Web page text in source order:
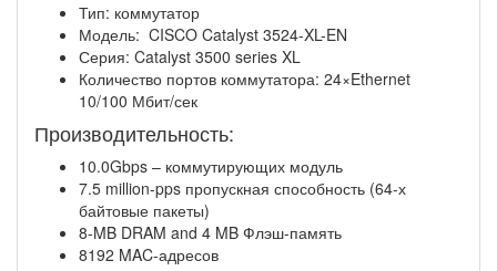
Тип: коммутатор
Модель: CISCO Catalyst 3524-XL-EN
Серия: Catalyst 3500 series XL
Количество портов коммутатора: 24×Ethernet
10/100 Мбит/сек
Производительность:
10.0Gbps – коммутирующих модуль
7.5 million-pps пропускная способность (64-х
байтовые пакеты)
8-MB DRAM and 4 MB Флэш-память
8192 MAC-адресов